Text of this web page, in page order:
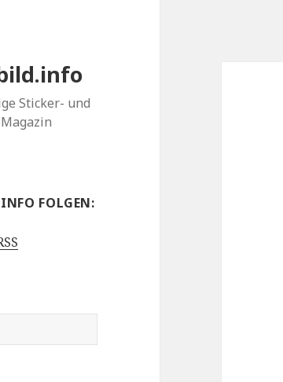
Sticker- und
FOLGEN: